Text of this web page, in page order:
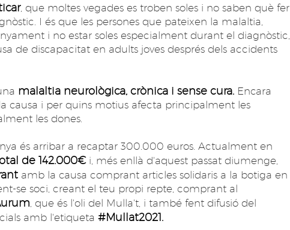
, que moltes vegades es troben soles i no saben què fer
I és que les persones que pateixen la malaltia,
i no estar soles especialment durant el diagnòstic,
de discapacitat en adults joves després dels accidents
malaltia neurològica, crònica i sense cura. Encara
causa i per quins motius afecta principalment les
les dones.
és arribar a recaptar 300.000 euros. Actualment en
de 142.000€i, més enllà d'aquest passat diumenge,
amb la causa comprant articles solidaris a la botiga en
se soci, creant el teu propi repte, comprant al
, que és l'oli del Mulla't, i també fent difusió del
amb l'etiqueta #Mullat2021.